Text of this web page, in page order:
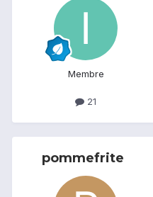
Membre
21
pommefrite